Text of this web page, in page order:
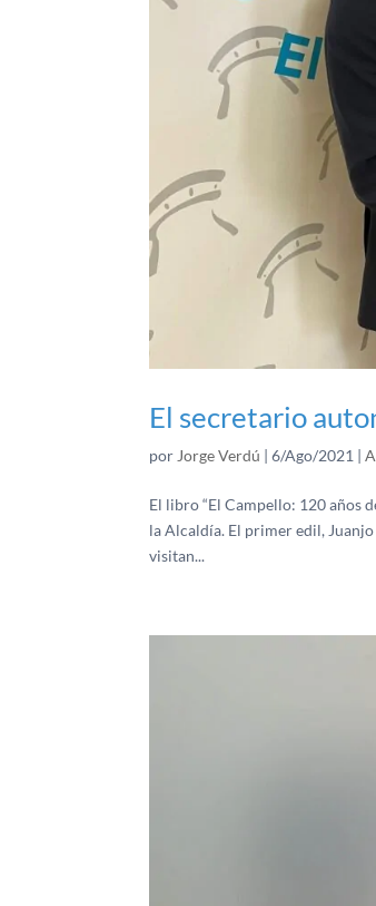
El secretario
porJorge Verdú |6/Ago/2021 |
El libro “El Campello: 120 años
la Alcaldía. El primer edil,
visitan...